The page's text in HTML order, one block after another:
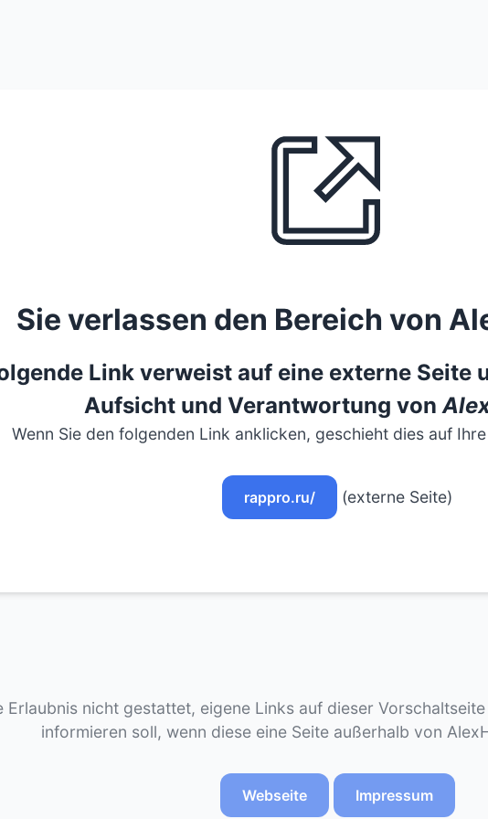
Sie verlassen den Bereich von
Link verweist auf eine externe Seite
Aufsicht und Verantwortung von
Wenn Sie den folgenden Link anklicken, geschieht dies auf
rappro.ru/ (externe Seite)
Erlaubnis nicht gestattet, eigene Links auf dieser
informieren soll, wenn diese eine Seite außerhalb von
Webseite Impressum